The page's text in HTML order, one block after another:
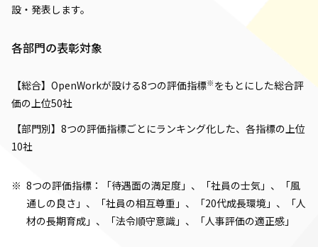
設・発表します。
各部門の表彰対象
【総合】OpenWorkが設ける8つの評価指標※ をもとにした総合評
価の上位50社
【部門別】8つの評価指標ごとにランキング化した、各指標の上位
10社
8つの評価指標：「待遇面の満足度」、「社員の士気」、「風
通しの良さ」、「社員の相互尊重」、「20代成長環境」、「人
材の長期育成」、「法令順守意識」、「人事評価の適正感」